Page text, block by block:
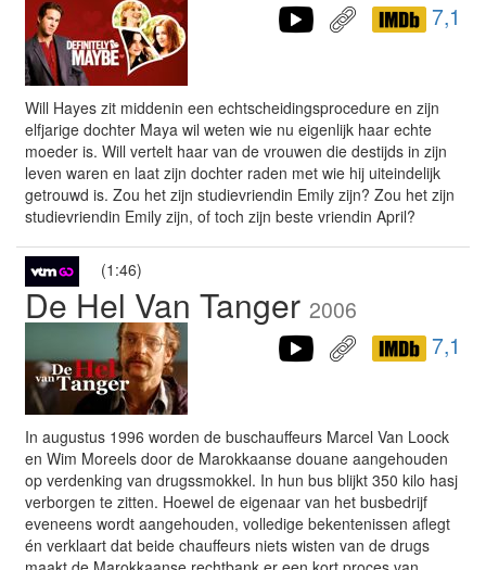
7,1
Will Hayes zit middenin een echtscheidingsprocedure en zijn
elfjarige dochter Maya wil weten wie nu eigenlijk haar echte
moeder is. Will vertelt haar van de vrouwen die destijds in zijn
leven waren en laat zijn dochter raden met wie hij uiteindelijk
getrouwd is. Zou het zijn studievriendin Emily zijn? Zou het zijn
studievriendin Emily zijn, of toch zijn beste vriendin April?
(1:46)
De Hel Van Tanger 2006
7,1
In augustus 1996 worden de buschauffeurs Marcel Van Loock
en Wim Moreels door de Marokkaanse douane aangehouden
op verdenking van drugssmokkel. In hun bus blijkt 350 kilo hasj
verborgen te zitten. Hoewel de eigenaar van het busbedrijf
eveneens wordt aangehouden, volledige bekentenissen aflegt
én verklaart dat beide chauffeurs niets wisten van de drugs